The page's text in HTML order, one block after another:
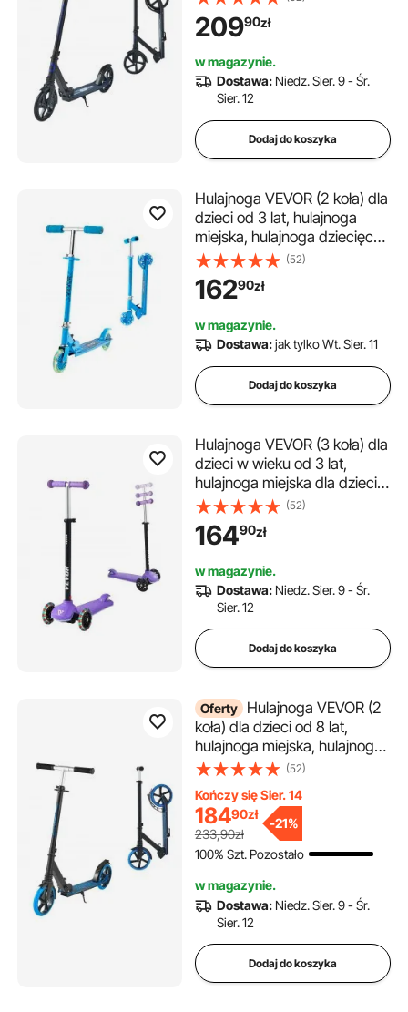
regulowaną wysokością
kierownicy i antypoślizgową
hulajnoga do 100 kg, czarno-
fioletowa
20990zł
w magazynie.
Dostawa: Niedz. Sier. 9 - Śr.
Sier. 12
Dodaj do koszyka
Hulajnoga VEVOR (2 koła) dla
dzieci od 3 lat, hulajnoga
miejska, hulajnoga dziecięca
ze świecącymi kołami,
regulowaną wysokością
kierownicy, antypoślizgową
hulajnoga do 50 kg, kolor
niebieski
(52)
16290zł
w magazynie.
Dostawa:jak tylko Wt. Sier. 11
Dodaj do koszyka
Hulajnoga VEVOR (3 koła) dla
dzieci w wieku od 3 lat,
hulajnoga miejska dla dzieci
ze świecącymi kołami,
regulowaną wysokością
kierownicy, antypoślizgową
ramą, hulajnoga dla dzieci do
75 kg, fioletowa
(52)
16490zł
w magazynie.
Dostawa: Niedz. Sier. 9 - Śr.
Sier. 12
Dodaj do koszyka
Oferty Hulajnoga VEVOR (2
koła) dla dzieci od 8 lat,
hulajnoga miejska, hulajnoga
dziecięca, hulajnoga uliczna z
kierownicy, antypoślizgową
platformą i składaną ramą,
hulajnoga do 100 kg,
niebieska
(52)
Kończy się Sier. 14
18490zł
233,90zł
-21%
100% Szt. Pozostało
w magazynie.
Dostawa: Niedz. Sier. 9 - Śr.
Sier. 12
Dodaj do koszyka